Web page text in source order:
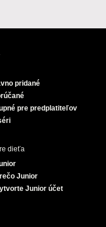
pridané
pre predplatiteľov
dieťa
Junior
Junior účet